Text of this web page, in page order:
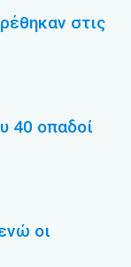
στις
40 οπαδοί
οι